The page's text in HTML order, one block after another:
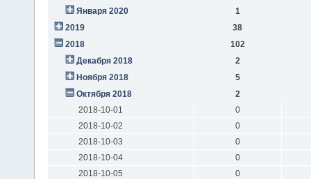
Января 2020
1
2019
38
2018
102
Декабря 2018
2
Ноября 2018
5
Октября 2018
2
2018-10-01
0
2018-10-02
0
2018-10-03
0
2018-10-04
0
2018-10-05
0